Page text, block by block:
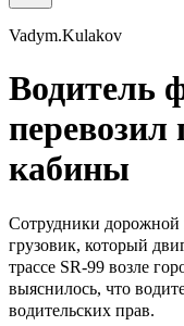
Vadym.Kulakov
Водитель
перевозил
кабины
Сотрудники
грузовик, который
трассе SR-99 возле
выяснилось, что
водительских прав.